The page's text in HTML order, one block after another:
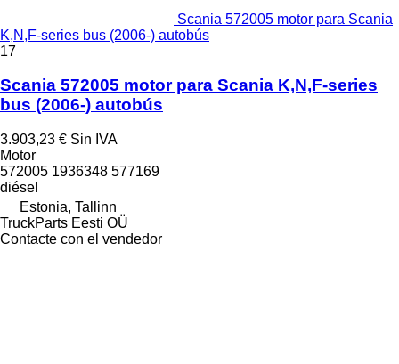
Scania 572005 motor para Scania
K,N,F-series bus (2006-) autobús
17
Scania 572005 motor para Scania K,N,F-series
bus (2006-) autobús
3.903,23 € Sin IVA
Motor
572005 1936348 577169
diésel
Estonia, Tallinn
TruckParts Eesti OÜ
Contacte con el vendedor